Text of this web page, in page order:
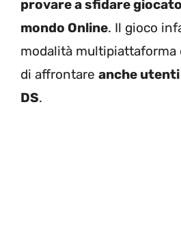
provare a sfidare
mondo Online. Il gioco
modalità
di affrontare anche utenti
DS.